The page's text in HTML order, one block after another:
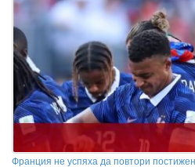
Франция не успяха да повтори